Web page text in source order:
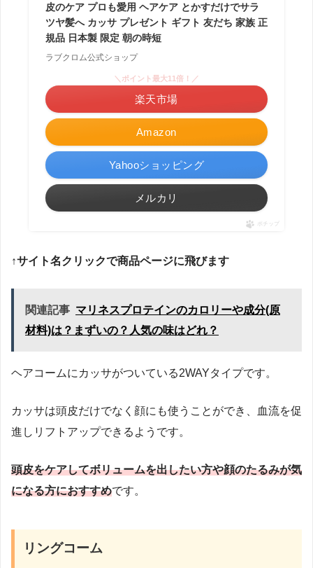
皮のケア プロも愛用 ヘアケア とかすだけでサラ
ツヤ髪へ カッサ プレゼント ギフト 友だち 家族 正
規品 日本製 限定 朝の時短
ラブクロム公式ショップ
Amazon
＼ポイント最大11倍！／
楽天市場
Yahooショッピング
メルカリ
ポチップ
↑サイト名クリックで商品ページに飛びます
関連記事 マリネスプロテインのカロリーや成分(原
材料)は？まずいの？人気の味はどれ？
ヘアコームにカッサがついている2WAYタイプです。
カッサは頭皮だけでなく顔にも使うことができ、血流を促
進しリフトアップできるようです。
頭皮をケアしてボリュームを出したい方や顔のたるみが気
になる方におすすめです。
リングコーム